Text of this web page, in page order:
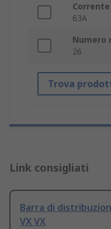
63A
Numero
26
Trova
Link consigliati
Barra di
VX VX